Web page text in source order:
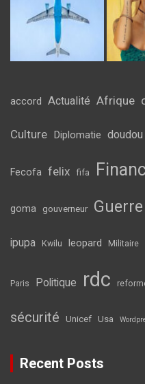
accord Actualité Afrique
Culture Diplomatie
Fecofa felix fifa
goma gouverneur Guerre
ipupa Kwilu leopard Militaire
Paris Politique rdc
sécurité Unicef Usa
Recent Posts